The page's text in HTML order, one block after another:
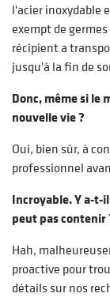
l'acier inoxydable
exempt de
récipient a
jusqu'à la fin de
Donc, même si le
nouvelle vie ?
Oui, bien sûr, à
professionnel
Incroyable. Y a-t-
peut pas contenir
Hah,
proactive pour
détails sur nos